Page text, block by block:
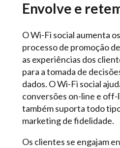
Envolve e
O Wi-Fi social aumenta
processo de promoção
as experiências dos
para a tomada de
dados. O Wi-Fi social
conversões on-line e off-
também suporta todo
marketing de fidelidade.
Os clientes se engajam